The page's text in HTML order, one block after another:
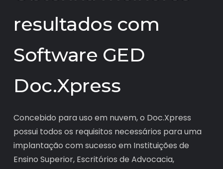
resultados com
Software GED
Doc.Xpress
Concebido para uso em nuvem, o Doc.Xpress
possui todos os requisitos necessários para uma
implantação com sucesso em Instituições de
Ensino Superior, Escritórios de Advocacia,